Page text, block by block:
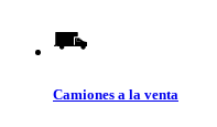
Camiones a la venta